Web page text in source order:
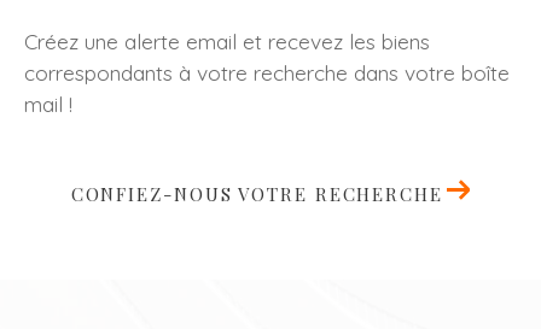
Créez une alerte email et recevez les biens
correspondants à votre recherche dans votre boîte
mail !
CONFIEZ-NOUS VOTRE RECHERCHE